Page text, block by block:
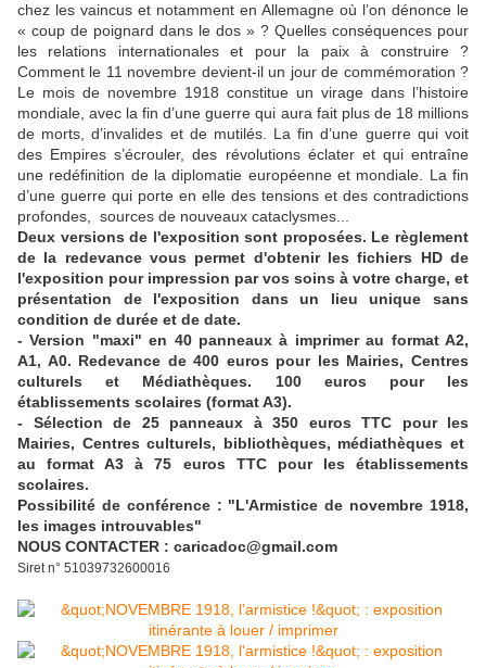
chez les vaincus et notamment en Allemagne où l’on dénonce le
« coup de poignard dans le dos » ? Quelles conséquences pour
les relations internationales et pour la paix à construire ?
Comment le 11 novembre devient-il un jour de commémoration ?
Le mois de novembre 1918 constitue un virage dans l’histoire
mondiale, avec la fin d’une guerre qui aura fait plus de 18 millions
de morts, d’invalides et de mutilés. La fin d’une guerre qui voit
des Empires s’écrouler, des révolutions éclater et qui entraîne
une redéfinition de la diplomatie européenne et mondiale. La fin
d’une guerre qui porte en elle des tensions et des contradictions
profondes, sources de nouveaux cataclysmes...
Deux versions de l'exposition sont proposées. Le règlement
de la redevance vous permet d'obtenir les fichiers HD de
l'exposition pour impression par vos soins à votre charge, et
présentation de l'exposition dans un lieu unique sans
condition de durée et de date.
- Version "maxi" en 40 panneaux à imprimer au format A2,
A1, A0. Redevance de 400 euros pour les Mairies, Centres
culturels et Médiathèques. 100 euros pour les
établissements scolaires (format A3).
- Sélection de 25 panneaux à 350 euros TTC pour les
Mairies, Centres culturels, bibliothèques, médiathèques et
au format A3 à 75 euros TTC pour les établissements
scolaires.
Possibilité de conférence : "L'Armistice de novembre 1918,
les images introuvables"
NOUS CONTACTER : caricadoc@gmail.com
Siret n° 51039732600016